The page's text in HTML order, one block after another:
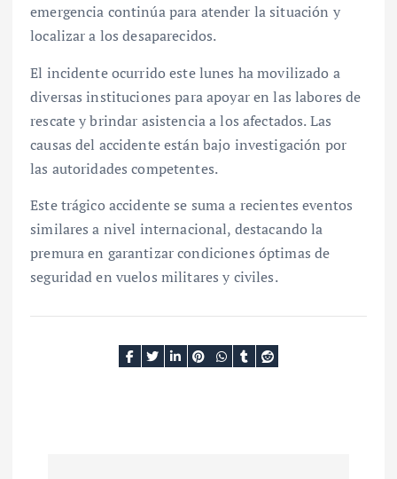
emergencia continúa para atender la situación y
localizar a los desaparecidos.
El incidente ocurrido este lunes ha movilizado a
diversas instituciones para apoyar en las labores de
rescate y brindar asistencia a los afectados. Las
causas del accidente están bajo investigación por
las autoridades competentes.
Este trágico accidente se suma a recientes eventos
similares a nivel internacional, destacando la
premura en garantizar condiciones óptimas de
seguridad en vuelos militares y civiles.